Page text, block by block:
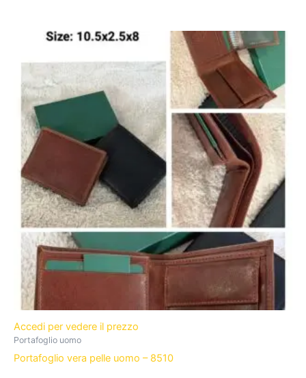
Accedi per vedere il prezzo
Portafoglio uomo
Portafoglio vera pelle uomo – 8510